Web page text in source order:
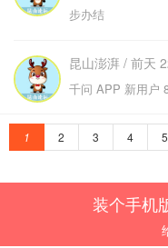
步办结
昆山澎湃 / 前天
千问 APP 新用户
1 2 3 4 5
装个手机